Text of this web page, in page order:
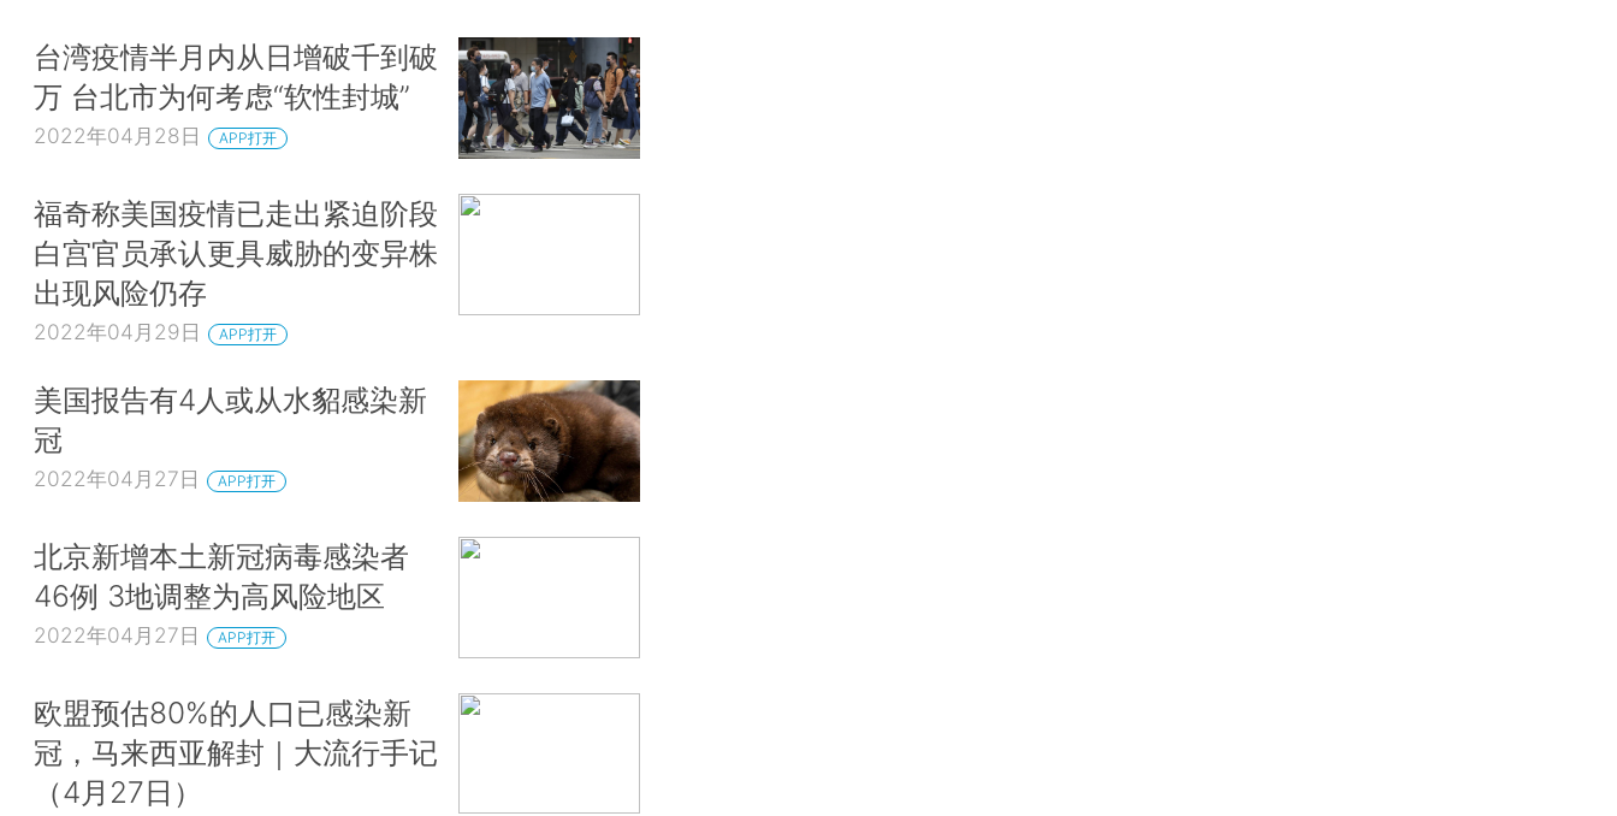
台湾疫情半月内从日增破千到破
万 台北市为何考虑“软性封城”
2022年04月28日 APP打开
福奇称美国疫情已走出紧迫阶段
白宫官员承认更具威胁的变异株
出现风险仍存
2022年04月29日 APP打开
美国报告有4人或从水貂感染新
冠
2022年04月27日 APP打开
北京新增本土新冠病毒感染者
46例 3地调整为高风险地区
2022年04月27日 APP打开
欧盟预估80%的人口已感染新
冠，马来西亚解封｜大流行手记
（4月27日）